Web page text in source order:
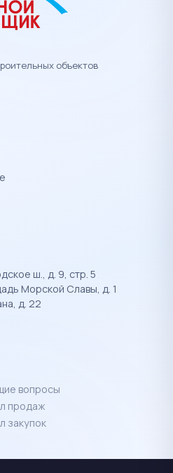
объектов
ш., д. 9, стр. 5
Морской Славы, д. 1
д. 22
вопросы
продаж
закупок